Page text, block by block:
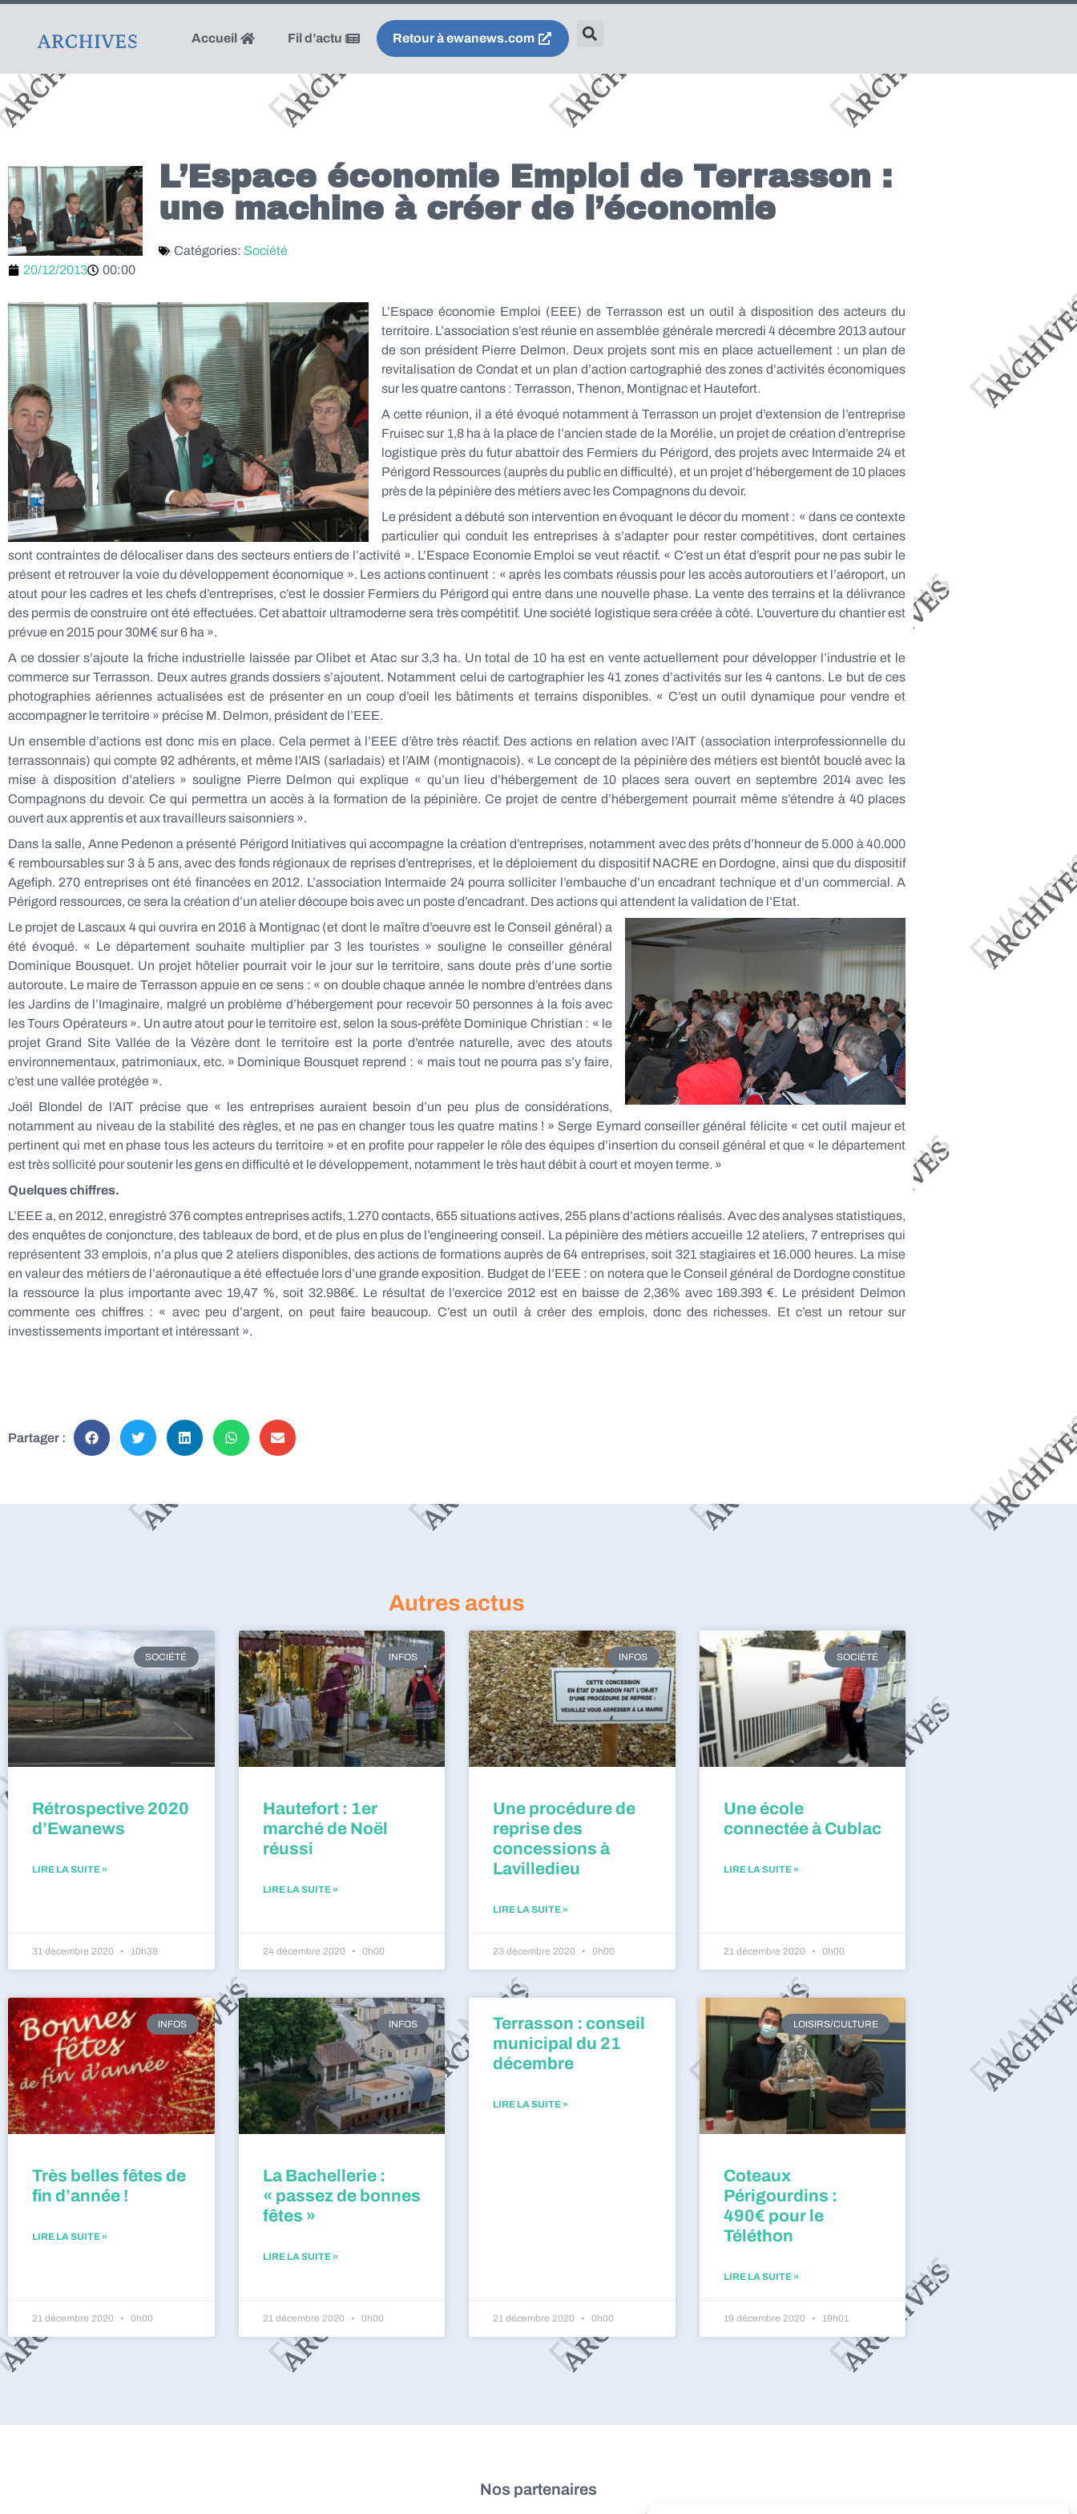
Accueil Fil d’actu Retour à ewanews.com
L’Espace économie Emploi de Terrasson :
une machine à créer de l’économie
Catégories: Société
20/12/2013
00:00
L’Espace économie Emploi (EEE) de Terrasson est un outil à disposition des acteurs du
territoire. L’association s’est réunie en assemblée générale mercredi 4 décembre 2013 autour
de son président Pierre Delmon. Deux projets sont mis en place actuellement : un plan de
revitalisation de Condat et un plan d’action cartographié des zones d’activités économiques
sur les quatre cantons : Terrasson, Thenon, Montignac et Hautefort.
A cette réunion, il a été évoqué notamment à Terrasson un projet d’extension de l’entreprise
Fruisec sur 1,8 ha à la place de l’ancien stade de la Morélie, un projet de création d’entreprise
logistique près du futur abattoir des Fermiers du Périgord, des projets avec Intermaide 24 et
Périgord Ressources (auprès du public en difficulté), et un projet d’hébergement de 10 places
près de la pépinière des métiers avec les Compagnons du devoir.
Le président a débuté son intervention en évoquant le décor du moment : « dans ce contexte
particulier qui conduit les entreprises à s’adapter pour rester compétitives, dont certaines
sont contraintes de délocaliser dans des secteurs entiers de l’activité ». L’Espace Economie Emploi se veut réactif. « C’est un état d’esprit pour ne pas subir le
présent et retrouver la voie du développement économique ». Les actions continuent : « après les combats réussis pour les accès autoroutiers et l’aéroport, un
atout pour les cadres et les chefs d’entreprises, c’est le dossier Fermiers du Périgord qui entre dans une nouvelle phase. La vente des terrains et la délivrance
des permis de construire ont été effectuées. Cet abattoir ultramoderne sera très compétitif. Une société logistique sera créée à côté. L’ouverture du chantier est
prévue en 2015 pour 30M€ sur 6 ha ».
A ce dossier s’ajoute la friche industrielle laissée par Olibet et Atac sur 3,3 ha. Un total de 10 ha est en vente actuellement pour développer l’industrie et le
commerce sur Terrasson. Deux autres grands dossiers s’ajoutent. Notamment celui de cartographier les 41 zones d’activités sur les 4 cantons. Le but de ces
photographies aériennes actualisées est de présenter en un coup d’oeil les bâtiments et terrains disponibles. « C’est un outil dynamique pour vendre et
accompagner le territoire » précise M. Delmon, président de l’EEE.
Un ensemble d’actions est donc mis en place. Cela permet à l’EEE d’être très réactif. Des actions en relation avec l’AIT (association interprofessionnelle du
terrassonnais) qui compte 92 adhérents, et même l’AIS (sarladais) et l’AIM (montignacois). « Le concept de la pépinière des métiers est bientôt bouclé avec la
mise à disposition d’ateliers » souligne Pierre Delmon qui explique « qu’un lieu d’hébergement de 10 places sera ouvert en septembre 2014 avec les
Compagnons du devoir. Ce qui permettra un accès à la formation de la pépinière. Ce projet de centre d’hébergement pourrait même s’étendre à 40 places
ouvert aux apprentis et aux travailleurs saisonniers ».
Dans la salle, Anne Pedenon a présenté Périgord Initiatives qui accompagne la création d’entreprises, notamment avec des prêts d’honneur de 5.000 à 40.000
€ remboursables sur 3 à 5 ans, avec des fonds régionaux de reprises d’entreprises, et le déploiement du dispositif NACRE en Dordogne, ainsi que du dispositif
Agefiph. 270 entreprises ont été financées en 2012. L’association Intermaide 24 pourra solliciter l’embauche d’un encadrant technique et d’un commercial. A
Périgord ressources, ce sera la création d’un atelier découpe bois avec un poste d’encadrant. Des actions qui attendent la validation de l’Etat.
Le projet de Lascaux 4 qui ouvrira en 2016 à Montignac (et dont le maître d’oeuvre est le Conseil général) a
été évoqué. « Le département souhaite multiplier par 3 les touristes » souligne le conseiller général
Dominique Bousquet. Un projet hôtelier pourrait voir le jour sur le territoire, sans doute près d’une sortie
autoroute. Le maire de Terrasson appuie en ce sens : « on double chaque année le nombre d’entrées dans
les Jardins de l’Imaginaire, malgré un problème d’hébergement pour recevoir 50 personnes à la fois avec
les Tours Opérateurs ». Un autre atout pour le territoire est, selon la sous-préfète Dominique Christian : « le
projet Grand Site Vallée de la Vézère dont le territoire est la porte d’entrée naturelle, avec des atouts
environnementaux, patrimoniaux, etc. » Dominique Bousquet reprend : « mais tout ne pourra pas s’y faire,
c’est une vallée protégée ».
Joël Blondel de l’AIT précise que « les entreprises auraient besoin d’un peu plus de considérations,
notamment au niveau de la stabilité des règles, et ne pas en changer tous les quatre matins ! » Serge Eymard conseiller général félicite « cet outil majeur et
pertinent qui met en phase tous les acteurs du territoire » et en profite pour rappeler le rôle des équipes d’insertion du conseil général et que « le département
est très sollicité pour soutenir les gens en difficulté et le développement, notamment le très haut débit à court et moyen terme. »
Quelques chiffres.
L’EEE a, en 2012, enregistré 376 comptes entreprises actifs, 1.270 contacts, 655 situations actives, 255 plans d’actions réalisés. Avec des analyses statistiques,
des enquêtes de conjoncture, des tableaux de bord, et de plus en plus de l’engineering conseil. La pépinière des métiers accueille 12 ateliers, 7 entreprises qui
représentent 33 emplois, n’a plus que 2 ateliers disponibles, des actions de formations auprès de 64 entreprises, soit 321 stagiaires et 16.000 heures. La mise
en valeur des métiers de l’aéronautique a été effectuée lors d’une grande exposition. Budget de l’EEE : on notera que le Conseil général de Dordogne constitue
la ressource la plus importante avec 19,47 %, soit 32.986€. Le résultat de l’exercice 2012 est en baisse de 2,36% avec 169.393 €. Le président Delmon
commente ces chiffres : « avec peu d’argent, on peut faire beaucoup. C’est un outil à créer des emplois, donc des richesses. Et c’est un retour sur
investissements important et intéressant ».
Partager :
Autres actus
SOCIÉTÉ
Rétrospective 2020
d’Ewanews
LIRE LA SUITE »
31 décembre 2020 10h38
INFOS
Hautefort : 1er
marché de Noël
réussi
LIRE LA SUITE »
24 décembre 2020 0h00
INFOS
Une procédure de
reprise des
concessions à
Lavilledieu
LIRE LA SUITE »
23 décembre 2020 0h00
SOCIÉTÉ
Une école
connectée à Cublac
LIRE LA SUITE »
21 décembre 2020 0h00
INFOS
Très belles fêtes de
fin d’année !
LIRE LA SUITE »
21 décembre 2020 0h00
INFOS
La Bachellerie :
« passez de bonnes
fêtes »
LIRE LA SUITE »
21 décembre 2020 0h00
Terrasson : conseil
municipal du 21
décembre
LIRE LA SUITE »
21 décembre 2020 0h00
LOISIRS/CULTURE
Coteaux
Périgourdins :
490€ pour le
Téléthon
LIRE LA SUITE »
19 décembre 2020 19h01
Nos partenaires